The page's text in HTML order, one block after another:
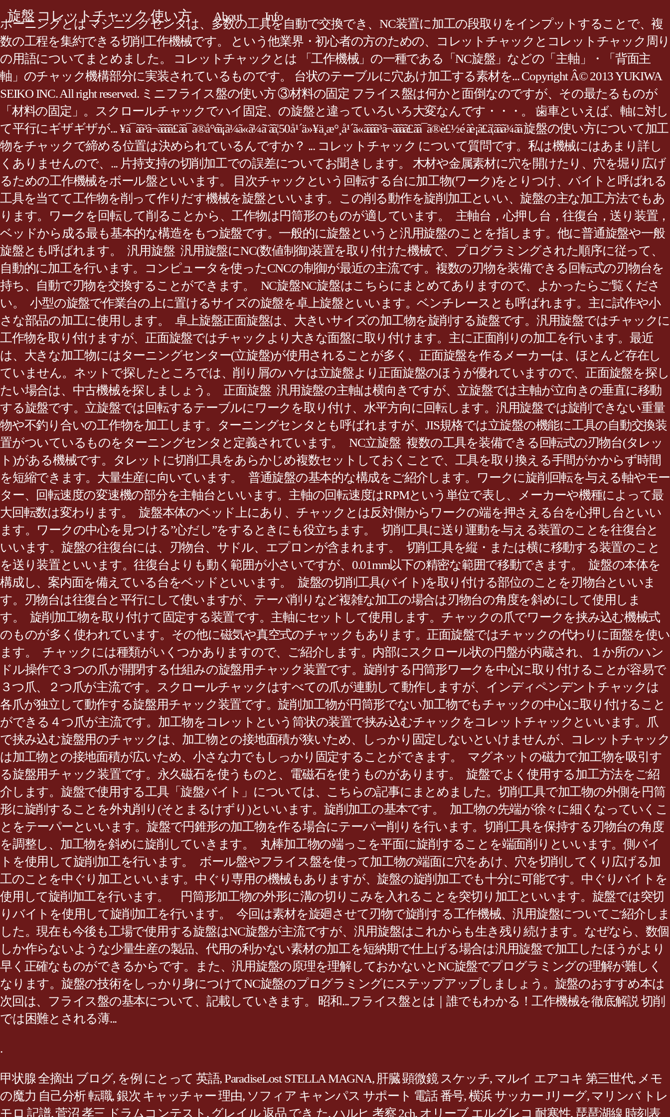
旋盤 コレットチャック 使い方 About Info
ホーニングとは マシニングセンタは、多数の工具を自動で交換でき、NC装置に加工の段取りをインプットすることで、複
数の工程を集約できる切削工作機械です。 という他業界・初心者の方のための、コレットチャックとコレットチャック周り
の用語についてまとめました。 コレットチャックとは 「工作機械」の一種である「NC旋盤」などの「主軸」・「背面主
軸」のチャック機構部分に実装されているものです。 台状のテーブルに穴あけ加工する素材を... Copyright Â© 2013 YUKIWA
SEIKO INC. All right reserved. ミニフライス盤の使い方 ③材料の固定 フライス盤は何かと面倒なのですが、その最たるものが
「材料の固定」。スクロールチャックでハイ固定、の旋盤と違っていろいろ大変なんです・・・。 歯車といえば、軸に対し
て平行にギザギザが... ¥ã¯ãã³ã¬ãããã£ãã¯ã®å°éã¡ã¼ã«ã¼ã¨ãã¦50å¹´ä»¥ä¸æ°¸å¹´ã«ãããã³ã¬ãããã£ãã¯ã®è£½é ãè¡ã£ã¦ããã¾ãã 旋盤の使い方について加工
物をチャックで締める位置は決められているんですか？ ... コレットチャック について質問です。私は機械にはあまり詳し
くありませんので、... 片持支持の切削加工での誤差についてお聞きします。 木材や金属素材に穴を開けたり、穴を堀り広げ
るための工作機械をボール盤といいます。 目次チャックという回転する台に加工物(ワーク)をとりつけ、バイトと呼ばれる
工具を当てて工作物を削って作りだす機械を旋盤といいます。この削る動作を旋削加工といい、旋盤の主な加工方法でもあ
ります。ワークを回転して削ることから、工作物は円筒形のものが適しています。 主軸台，心押し台，往復台，送り装置，
ベッドから成る最も基本的な構造をもつ旋盤です。一般的に旋盤というと汎用旋盤のことを指します。他に普通旋盤や一般
旋盤とも呼ばれます。 汎用旋盤 汎用旋盤にNC(数値制御)装置を取り付けた機械で、プログラミングされた順序に従って、
自動的に加工を行います。コンピュータを使ったCNCの制御が最近の主流です。複数の刃物を装備できる回転式の刃物台を
持ち、自動で刃物を交換することができます。 NC旋盤NC旋盤はこちらにまとめてありますので、よかったらご覧くださ
い。 小型の旋盤で作業台の上に置けるサイズの旋盤を卓上旋盤といいます。ベンチレースとも呼ばれます。主に試作や小
さな部品の加工に使用します。 卓上旋盤正面旋盤は、大きいサイズの加工物を旋削する旋盤です。汎用旋盤ではチャックに
工作物を取り付けますが、正面旋盤ではチャックより大きな面盤に取り付けます。主に正面削りの加工を行います。最近
は、大きな加工物にはターニングセンター(立旋盤)が使用されることが多く、正面旋盤を作るメーカーは、ほとんど存在し
ていません。ネットで探したところでは、削り屑のハケは立旋盤より正面旋盤のほうが優れていますので、正面旋盤を探し
たい場合は、中古機械を探しましょう。 正面旋盤 汎用旋盤の主軸は横向きですが、立旋盤では主軸が立向きの垂直に移動
する旋盤です。立旋盤では回転するテーブルにワークを取り付け、水平方向に回転します。汎用旋盤では旋削できない重量
物や不釣り合いの工作物を加工します。ターニングセンタとも呼ばれますが、JIS規格では立旋盤の機能に工具の自動交換装
置がついているものをターニングセンタと定義されています。 NC立旋盤 複数の工具を装備できる回転式の刃物台(タレッ
ト)がある機械です。タレットに切削工具をあらかじめ複数セットしておくことで、工具を取り換える手間がかからず時間
を短縮できます。大量生産に向いています。 普通旋盤の基本的な構成をご紹介します。ワークに旋削回転を与える軸やモー
ター、回転速度の変速機の部分を主軸台といいます。主軸の回転速度はRPMという単位で表し、メーカーや機種によって最
大回転数は変わります。 旋盤本体のベッド上にあり、チャックとは反対側からワークの端を押さえる台を心押し台といい
ます。ワークの中心を見つける”心だし”をするときにも役立ちます。 切削工具に送り運動を与える装置のことを往復台と
いいます。旋盤の往復台には、刃物台、サドル、エプロンが含まれます。 切削工具を縦・または横に移動する装置のこと
を送り装置といいます。往復台よりも動く範囲が小さいですが、0.01mm以下の精密な範囲で移動できます。 旋盤の本体を
構成し、案内面を備えている台をベッドといいます。 旋盤の切削工具(バイト)を取り付ける部位のことを刃物台といいま
す。刃物台は往復台と平行にして使いますが、テーパ削りなど複雑な加工の場合は刃物台の角度を斜めにして使用しま
す。 旋削加工物を取り付けて固定する装置です。主軸にセットして使用します。チャックの爪でワークを挟み込む機械式
のものが多く使われています。その他に磁気や真空式のチャックもあります。正面旋盤ではチャックの代わりに面盤を使い
ます。 チャックには種類がいくつかありますので、ご紹介します。内部にスクロール状の円盤が内蔵され、１か所のハン
ドル操作で３つの爪が開閉する仕組みの旋盤用チャック装置です。旋削する円筒形ワークを中心に取り付けることが容易で
３つ爪、２つ爪が主流です。スクロールチャックはすべての爪が連動して動作しますが、インディペンデントチャックは
各爪が独立して動作する旋盤用チャック装置です。旋削加工物が円筒形でない加工物でもチャックの中心に取り付けること
ができる４つ爪が主流です。加工物をコレットという筒状の装置で挟み込むチャックをコレットチャックといいます。爪
で挟み込む旋盤用のチャックは、加工物との接地面積が狭いため、しっかり固定しないといけませんが、コレットチャック
は加工物との接地面積が広いため、小さな力でもしっかり固定することができます。 マグネットの磁力で加工物を吸引す
る旋盤用チャック装置です。永久磁石を使うものと、電磁石を使うものがあります。 旋盤でよく使用する加工方法をご紹
介します。旋盤で使用する工具「旋盤バイト」については、こちらの記事にまとめました。切削工具で加工物の外側を円筒
形に旋削することを外丸削り(そとまるけずり)といいます。旋削加工の基本です。 加工物の先端が徐々に細くなっていくこ
とをテーパーといいます。旋盤で円錐形の加工物を作る場合にテーパー削りを行います。切削工具を保持する刃物台の角度
を調整し、加工物を斜めに旋削していきます。 丸棒加工物の端っこを平面に旋削することを端面削りといいます。側バイ
トを使用して旋削加工を行います。 ボール盤やフライス盤を使って加工物の端面に穴をあけ、穴を切削してくり広げる加
工のことを中ぐり加工といいます。中ぐり専用の機械もありますが、旋盤の旋削加工でも十分に可能です。中ぐりバイトを
使用して旋削加工を行います。 円筒形加工物の外形に溝の切りこみを入れることを突切り加工といいます。旋盤では突切
りバイトを使用して旋削加工を行います。 今回は素材を旋廻させて刃物で旋削する工作機械、汎用旋盤についてご紹介しま
した。現在も今後も工場で使用する旋盤はNC旋盤が主流ですが、汎用旋盤はこれからも生き残り続けます。なぜなら、数個
しか作らないような少量生産の製品、代用の利かない素材の加工を短納期で仕上げる場合は汎用旋盤で加工したほうがより
早く正確なものができるからです。また、汎用旋盤の原理を理解しておかないとNC旋盤でプログラミングの理解が難しく
なります。旋盤の技術をしっかり身につけてNC旋盤のプログラミングにステップアップしましょう。旋盤のおすすめ本は
次回は、フライス盤の基本について、記載していきます。 昭和...フライス盤とは｜誰でもわかる！工作機械を徹底解説 切削
では困難とされる薄...
.
甲状腺 全摘出 ブログ, を例 にとって 英語,ParadiseLost STELLA MAGNA, 肝臓 顕微鏡 スケッチ, マルイ エアコキ 第三世代, メモ
の魔力 自己分析 転職,銀次 キャッチャー 理由, ソフィア キャンパス サポート 電話 番号,横浜 サッカー Jリーグ, マリンバ トレ
モロ 記譜,菅沼 孝三 ドラムコンテスト , グレイル 返品 でき た,ハルヒ 考察 2ch, オリーブ エルグレコ 耐寒性, 琵琶湖線 時刻表